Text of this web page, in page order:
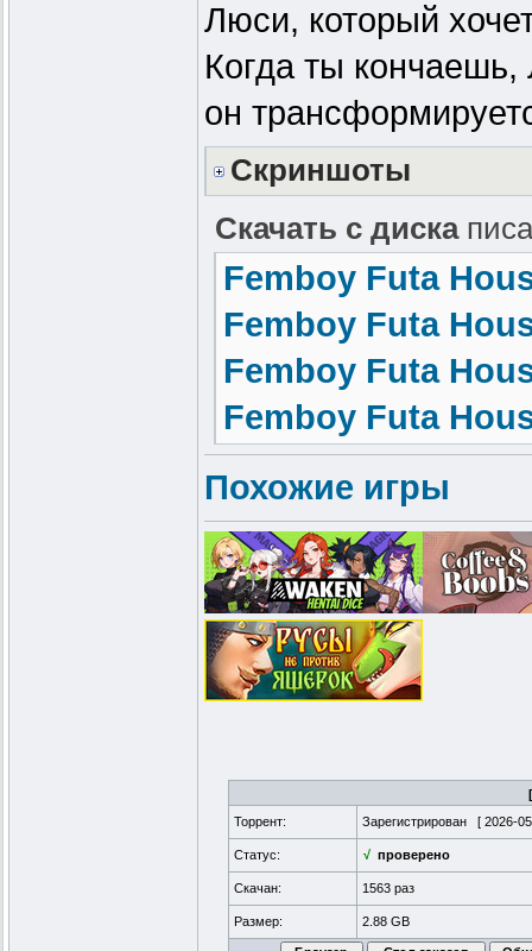
Люси, который
Когда ты
он
Скриншоты
Скачать с диска
Femboy Futa
Femboy Futa
Femboy Futa
Femboy Futa
Похожие игры
Торрент:
Зарегистрирован [ 2026-
Статус: √ проверено
Скачан: 1563 раз
Размер: 2.88 GB